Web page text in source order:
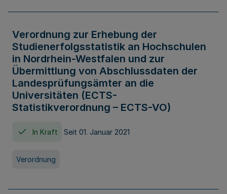
Verordnung zur Erhebung der
Studienerfolgsstatistik an Hochschulen
in Nordrhein-Westfalen und zur
Übermittlung von Abschlussdaten der
Landesprüfungsämter an die
Universitäten (ECTS-
Statistikverordnung – ECTS-VO)
In Kraft Seit 01. Januar 2021
Verordnung